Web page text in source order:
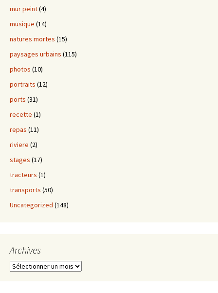
mur peint(4)
musique (14)
natures mortes (15)
paysages urbains (115)
photos (10)
portraits (12)
ports (31)
recette (1)
repas (11)
riviere (2)
stages (17)
tracteurs (1)
transports (50)
Uncategorized (148)
Archives
Archives